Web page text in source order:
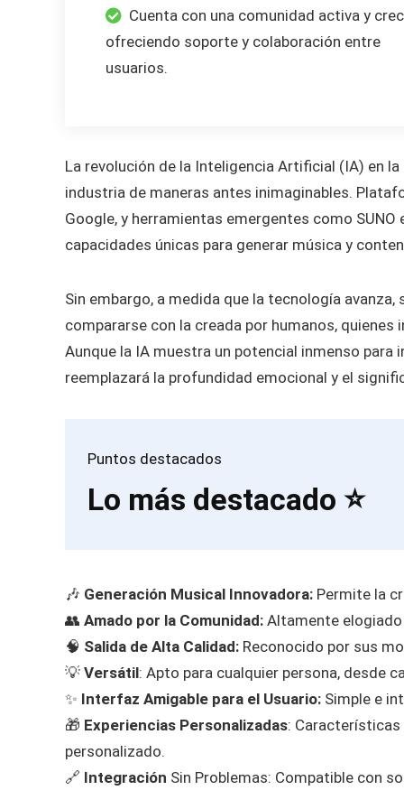
Cuenta con una comunidad activa y
ofreciendo soporte y colaboración entre
usuarios.
La revolución de la Inteligencia Artificial (IA) en
industria de maneras antes inimaginables.
Google, y herramientas emergentes como
capacidades únicas para generar música y
Sin embargo, a medida que la tecnología
compararse con la creada por humanos,
Aunque la IA muestra un potencial inmenso
reemplazará la profundidad emocional y el
Puntos destacados
Lo más destacado ⭐️
🎶 Generación Musical Innovadora: Permite la
👥 Amado por la Comunidad: Altamente
🧠 Salida de Alta Calidad: Reconocido por sus
💡 Versátil: Apto para cualquier persona, desde
✨ Interfaz Amigable para el Usuario: Simple e
🎁 Experiencias Personalizadas: Características
personalizado.
🔗 Integración Sin Problemas: Compatible con